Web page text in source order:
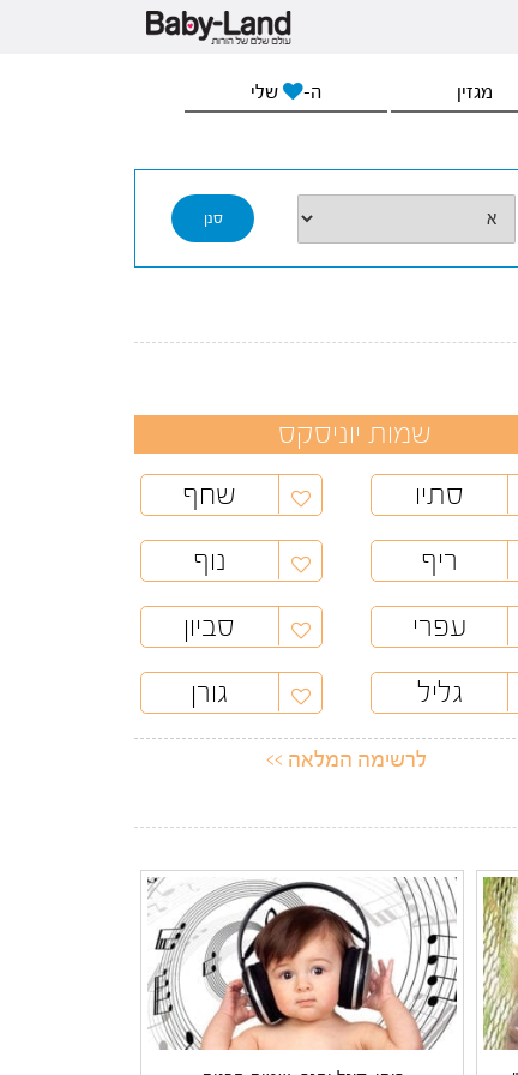
מגזין ה- שלי
שמות יוניסקס
סתיו
שחף
ריף נוף
עפרי סביון
גליל גורן
לרשימה המלאה >>